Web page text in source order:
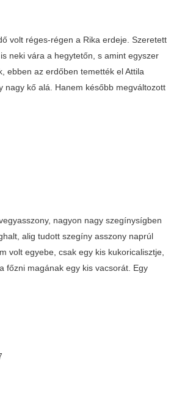
volt réges-régen a Rika erdeje. Szeretett
neki vára a hegytetőn, s amint egyszer
ebben az erdőben temették el Attila
nagy kő alá. Hanem később megváltozott
nagyon nagy szegínysígben
alig tudott szegíny asszony naprúl
volt egyebe, csak egy kis kukoricalisztje,
főzni magának egy kis vacsorát. Egy